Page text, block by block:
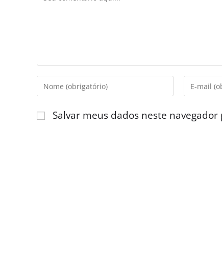
Salvar meus dados neste